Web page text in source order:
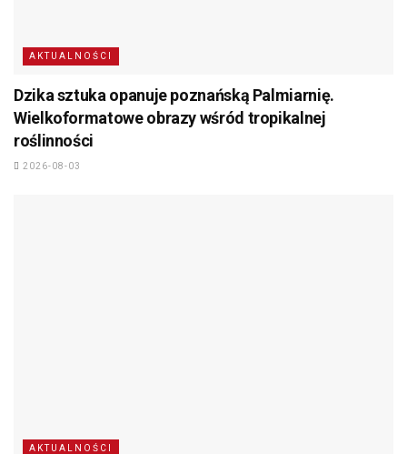
AKTUALNOŚCI
Dzika sztuka opanuje poznańską Palmiarnię.
Wielkoformatowe obrazy wśród tropikalnej
roślinności
2026-08-03
AKTUALNOŚCI